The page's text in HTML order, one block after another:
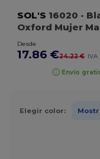
SOL'S 16020 -
Oxford Mujer
Desde
17.86 €24.22 € IVA
Envío
Elegir color: